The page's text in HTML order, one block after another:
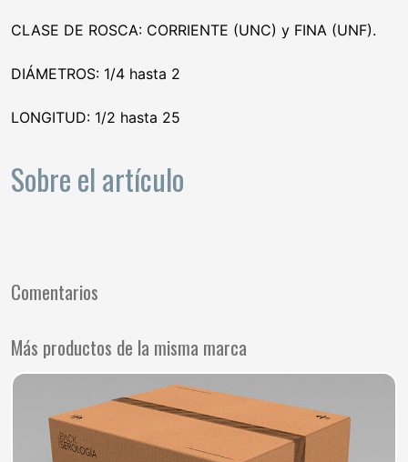
CLASE DE ROSCA: CORRIENTE (UNC) y FINA (UNF).
DIÁMETROS: 1/4 hasta 2
LONGITUD: 1/2 hasta 25
Sobre el artículo
Comentarios
Más productos de la misma marca